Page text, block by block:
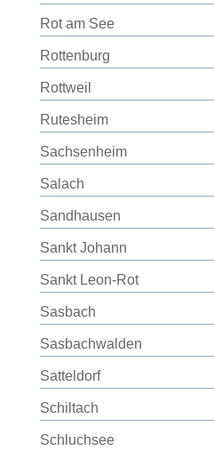
Rot am See
Rottenburg
Rottweil
Rutesheim
Sachsenheim
Salach
Sandhausen
Sankt Johann
Sankt Leon-Rot
Sasbach
Sasbachwalden
Satteldorf
Schiltach
Schluchsee